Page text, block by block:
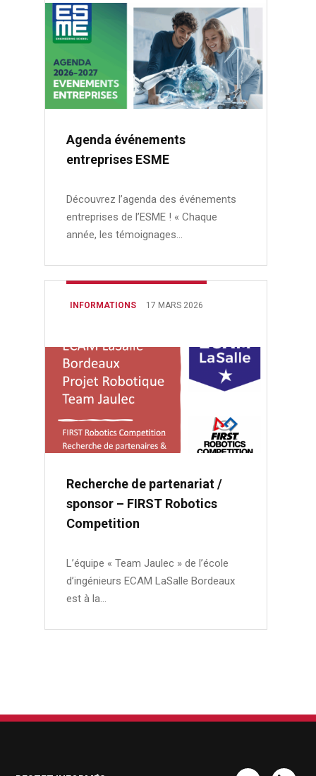
Agenda événements
entreprises ESME
Découvrez l’agenda des événements
entreprises de l’ESME ! « Chaque
année, les témoignages…
INFORMATIONS 17 MARS 2026
Recherche de partenariat /
sponsor – FIRST Robotics
Competition
L’équipe « Team Jaulec » de l’école
d’ingénieurs ECAM LaSalle Bordeaux
est à la…